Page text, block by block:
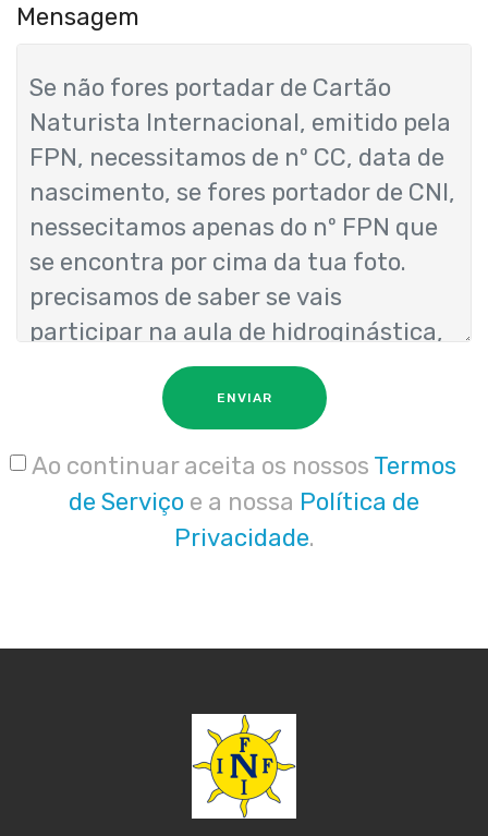
Mensagem
ENVIAR
Ao continuar aceita os nossos Termos
de Serviço e a nossa Política de
Privacidade.